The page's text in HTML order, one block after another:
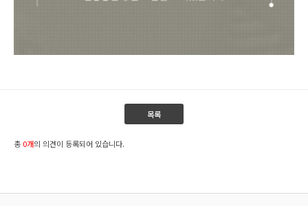
목록
총 0개의 의견이 등록되어 있습니다.